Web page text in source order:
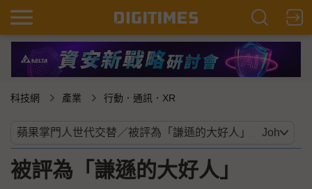
科技網 產業 行動．通訊．XR
被評為「謙遜的大好人」